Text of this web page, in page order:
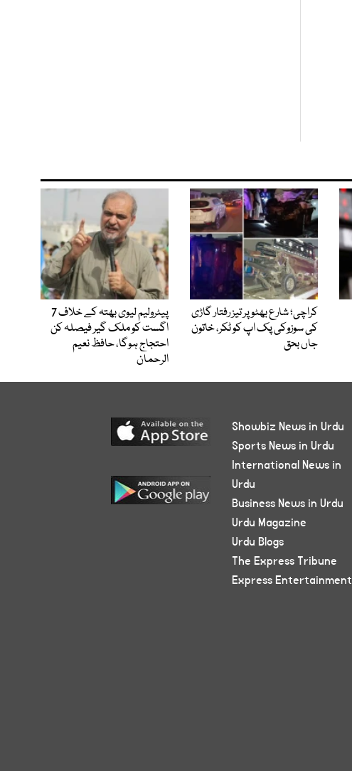
کراچی؛ شارع بھٹو پر تیز رفتار گاڑی
کی سوزوکی پک اپ کو ٹکر، خاتون
جاں بحق
پیٹرولیم لیوی بھتہ کے خلاف 7
اگست کو ملک گیر فیصلہ کن
احتجاج ہوگا، حافظ نعیم
الرحمان
Showbiz News in Urdu
Sports News in Urdu
International News in
Urdu
Business News in Urdu
Urdu Magazine
Urdu Blogs
The Express Tribune
Express Entertainment